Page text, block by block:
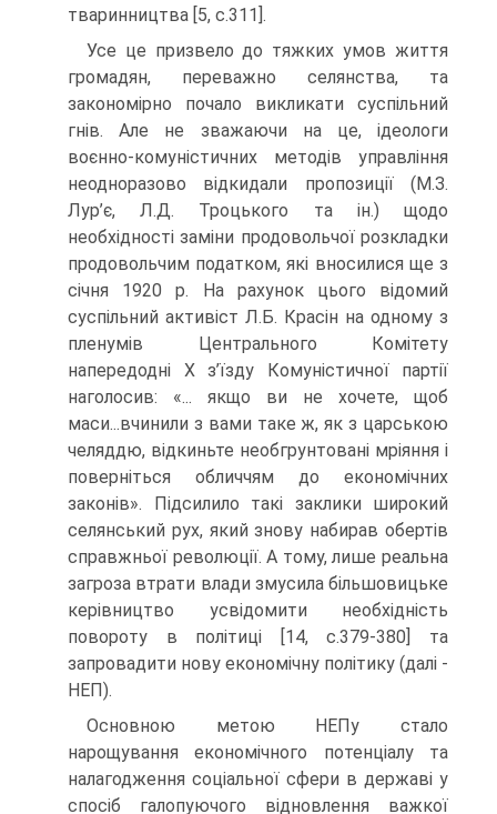
тваринництва [5, с.311].
Усе це призвело до тяжких умов життя
громадян, переважно селянства, та
закономірно почало викликати суспільний
гнів. Але не зважаючи на це, ідеологи
воєнно-комуністичних методів управління
неодноразово відкидали пропозиції (М.З.
Лур’є, Л.Д. Троцького та ін.) щодо
необхідності заміни продовольчої розкладки
продовольчим податком, які вносилися ще з
січня 1920 р. На рахунок цього відомий
суспільний активіст Л.Б. Красін на одному з
пленумів Центрального Комітету
напередодні X з’їзду Комуністичної партії
наголосив: «... якщо ви не хочете, щоб
маси...вчинили з вами таке ж, як з царською
челяддю, відкиньте необгрунтовані мріяння і
поверніться обличчям до економічних
законів». Підсилило такі заклики широкий
селянський рух, який знову набирав обертів
справжньої революції. А тому, лише реальна
загроза втрати влади змусила більшовицьке
керівництво усвідомити необхідність
повороту в політиці [14, с.379-380] та
запровадити нову економічну політику (далі -
НЕП).
Основною метою НЕПу стало
нарощування економічного потенціалу та
налагодження соціальної сфери в державі у
спосіб галопуючого відновлення важкої